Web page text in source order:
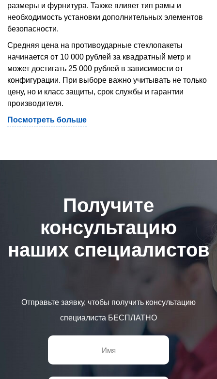
размеры и фурнитура. Также влияет тип рамы и
необходимость установки дополнительных элементов
безопасности.
Средняя цена на противоударные стеклопакеты
начинается от 10 000 рублей за квадратный метр и
может достигать 25 000 рублей в зависимости от
конфигурации. При выборе важно учитывать не только
цену, но и класс защиты, срок службы и гарантии
производителя.
Посмотреть больше
Получите
консультацию
наших специалистов
Отправьте заявку, чтобы получить консультацию
специалиста БЕСПЛАТНО